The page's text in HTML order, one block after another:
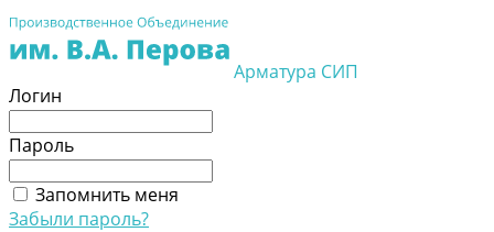
Арматура СИП
Логин
Пароль
Запомнить меня
Забыли пароль?